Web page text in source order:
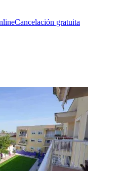
Cancelación gratuita